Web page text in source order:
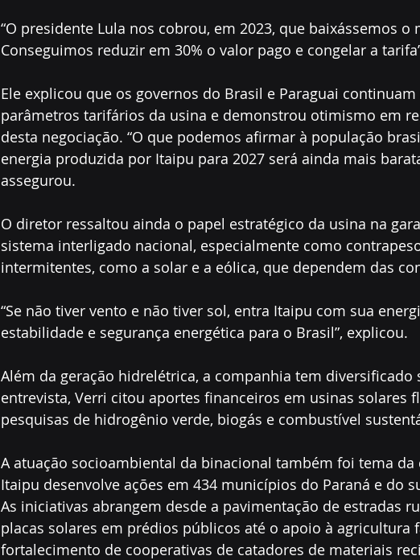
“O presidente Lula nos cobrou, em 2023, que baixássemos
Conseguimos reduzir em 30% o valor pago e congelar a
Ele explicou que os governos do Brasil e Paraguai
parâmetros tarifários da usina e demonstrou otimismo em
desta negociação. “O que podemos afirmar à população
energia produzida por Itaipu para 2027 será ainda mais
assegurou.
O diretor ressaltou ainda o papel estratégico da usina na
sistema interligado nacional, especialmente como
intermitentes, como a solar e a eólica, que dependem das
“Se não tiver vento e não tiver sol, entra Itaipu com sua
estabilidade e segurança energética para o Brasil”, explicou.
Além da geração hidrelétrica, a companhia tem diversificado
entrevista, Verri citou aportes financeiros em usinas solares
pesquisas de hidrogênio verde, biogás e combustível
A atuação socioambiental da binacional também foi tema da
Itaipu desenvolve ações em 434 municípios do Paraná e do
As iniciativas abrangem desde a pavimentação de estradas
placas solares em prédios públicos até o apoio à agricultura
fortalecimento de cooperativas de catadores de materiais